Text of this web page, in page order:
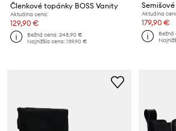
Členkové topánky BOSS Vanity
Aktuálna cena:
129,90 €
Bežná cena:248,90 €
Najnižšia cena:139,90 €
Aktuálna
179,90 €
Bežná